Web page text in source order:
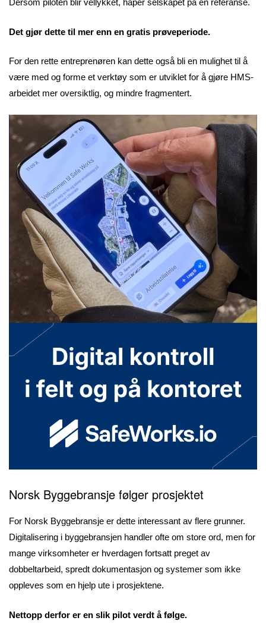
Dersom piloten blir vellykket, håper selskapet på en referanse.
Det gjør dette til mer enn en gratis prøveperiode.
For den rette entreprenøren kan dette også bli en mulighet til å
være med og forme et verktøy som er utviklet for å gjøre HMS-
arbeidet mer oversiktlig, og mindre fragmentert.
Norsk Byggebransje følger prosjektet
For Norsk Byggebransje er dette interessant av flere grunner.
Digitalisering i byggebransjen handler ofte om store ord, men for
mange virksomheter er hverdagen fortsatt preget av
dobbeltarbeid, spredt dokumentasjon og systemer som ikke
oppleves som en hjelp ute i prosjektene.
Nettopp derfor er en slik pilot verdt å følge.